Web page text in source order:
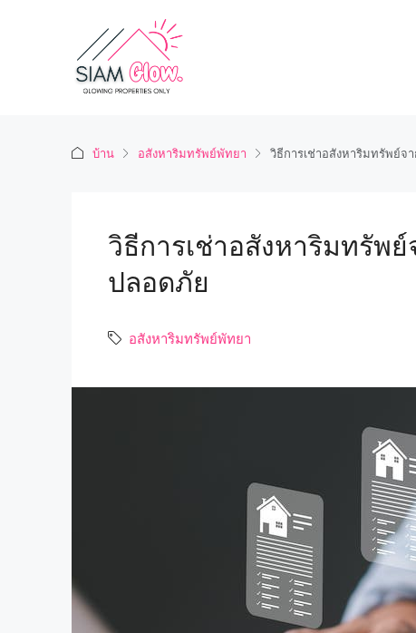
บ้าน อสังหาริมทรัพย์พัทยา วิธีการเช่าอสังหาริมทรัพย์จ
วิธีการเช่าอสังหาริมทรัพ
ปลอดภัย
อสังหาริมทรัพย์พัทยา